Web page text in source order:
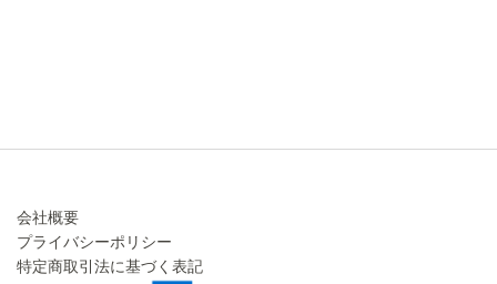
会社概要
プライバシーポリシー
特定商取引法に基づく表記